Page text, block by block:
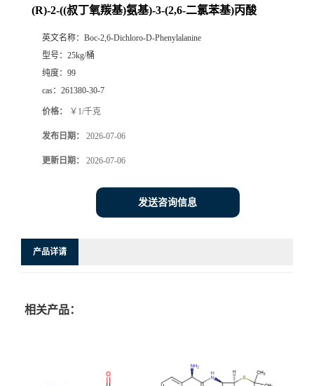
(R)-2-((叔丁氧羰基)氨基)-3-(2,6-二氯苯基)丙酸
英文名称： Boc-2,6-Dichloro-D-Phenylalanine
型号： 25kg/桶
纯度： 99
cas： 261380-30-7
价格： ￥1/千克
发布日期： 2026-07-06
更新日期： 2026-07-06
发送咨询信息
产品详请
相关产品：